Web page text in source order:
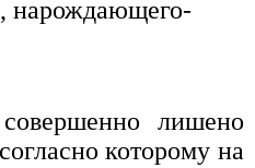
нарождающего-
лишено
которому на